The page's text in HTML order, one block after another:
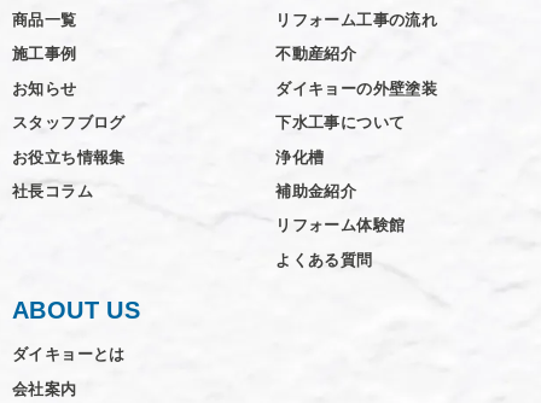
商品一覧
施工事例
お知らせ
スタッフブログ
お役立ち情報集
社長コラム
リフォーム工事の流れ
不動産紹介
ダイキョーの外壁塗装
下水工事について
浄化槽
補助金紹介
リフォーム体験館
よくある質問
ABOUT US
ダイキョーとは
会社案内